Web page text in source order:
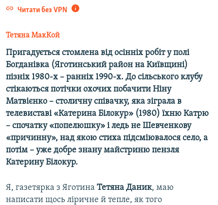
Читати без VPN
Тетяна МакКой
Пригадується стомлена від осінніх робіт у полі
Богданівка (Яготинський район на Київщині)
пізніх 1980-х – ранніх 1990-х. До сільського клубу
стікаються потічки охочих побачити Ніну
Матвієнко – столичну співачку, яка зіграла в
телевиставі «Катерина Білокур» (1980) їхню Катрю
– спочатку «попелюшку» і ледь не Шевченкову
«причинну», над якою стиха підсміювалося село, а
потім – уже добре знану майстриню пензля
Катерину Білокур.
Я, газетярка з Яготина Тетяна Даник, маю
написати щось ліричне й тепле, як того